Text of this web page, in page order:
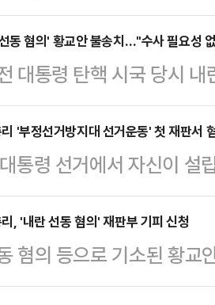
생공약’으로 명명된 공
, 오성면, 팽성읍 등 평택
구체적으로 정리한 민생
도시 완성과 삼성과의 지
이 담겼다.삼성반도체와
년 우선채용 협약을 추진
성으…
동 혐의' 황교안 불송치…"수사 필요성
대통령 탄핵 시국 당시
경찰이 불송치를 결정했
는 지난 18일 청년진보당
황 전 총리를 고발한 사
에서 "피의자의 발언은
공정성에 의혹을 제기하
"제출된 증거만으로 수
총리의 주요 …
'부정선거방지대 선거운동' 첫 재판서
통령 선거에서 자신이 설
된 황교안 전 국무총리의
법한 수사에 기반한 기소
의31부(박준석 부장판사
공판기일을 열었다. 황
, '내란 선동 혐의' 재판부 기피 신청
혐의 등으로 기소된 황교
의35부(백대현 부장판사